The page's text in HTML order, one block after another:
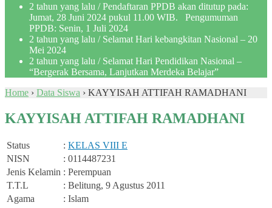
2 tahun yang lalu / Pendaftaran PPDB akan ditutup pada:
Jumat, 28 Juni 2024 pukul 11.00 WIB. Pengumuman
PPDB: Senin, 1 Juli 2024
2 tahun yang lalu / Selamat Hari kebangkitan Nasional – 20
Mei 2024
2 tahun yang lalu / Selamat Hari Pendidikan Nasional –
“Bergerak Bersama, Lanjutkan Merdeka Belajar”
Home › Data Siswa › KAYYISAH ATTIFAH RAMADHANI
KAYYISAH ATTIFAH RAMADHANI
Status : KELAS VIII E
NISN
: 0114487231
Jenis Kelamin : Perempuan
T.T.L
: Belitung, 9 Agustus 2011
Agama
: Islam